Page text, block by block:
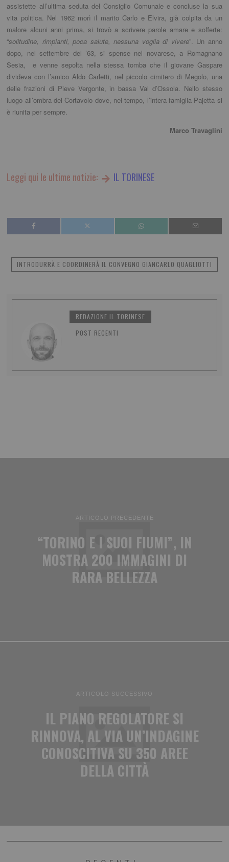
assistette all’ultima seduta del Consiglio Comunale e concluse la sua
vita politica. Nel 1962 morì il marito Carlo e Elvira, già colpita da un
malore alcuni anni prima, si trovò a scrivere parole amare e sofferte:
“solitudine, rimpianti, poca salute, nessuna voglia di vivere”. Un anno
dopo, nel settembre del ’63, si spense nel novarese, a Romagnano
Sesia, e venne sepolta nella stessa tomba che il giovane Gaspare
divideva con l’amico Aldo Carletti, nel piccolo cimitero di Megolo, una
delle frazioni di Pieve Vergonte, in bassa Val d’Ossola. Nello stesso
luogo all’ombra del Cortavolo dove, nel tempo, l’intera famiglia Pajetta si
è riunita per sempre.
Marco Travaglini
Leggi qui le ultime notizie: IL TORINESE
INTRODURRÀ E COORDINERÀ IL CONVEGNO GIANCARLO QUAGLIOTTI
REDAZIONE IL TORINESE
POST RECENTI
ARTICOLO PRECEDENTE
“TORINO E I SUOI FIUMI”, IN
MOSTRA 200 IMMAGINI DI
RARA BELLEZZA
ARTICOLO SUCCESSIVO
IL PIANO REGOLATORE SI
RINNOVA, AL VIA UN’INDAGINE
CONOSCITIVA SU 350 AREE
DELLA CITTÀ